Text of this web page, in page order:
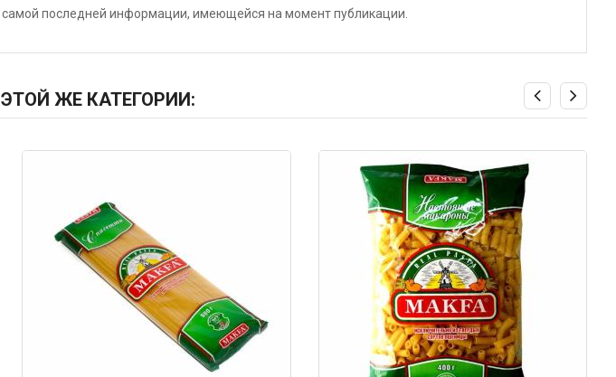
самой последней информации, имеющейся на момент публикации.
ЖЕ КАТЕГОРИИ:
Код: 853